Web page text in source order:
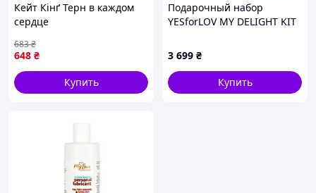
Кейт Кінґ Терн в каждом
сердце
648 ₴
683₴
Купить
Подарочный набор
YESforLOV MY DELIGHT KIT
вечера интимного
удовольствия
3 699 ₴
Купить